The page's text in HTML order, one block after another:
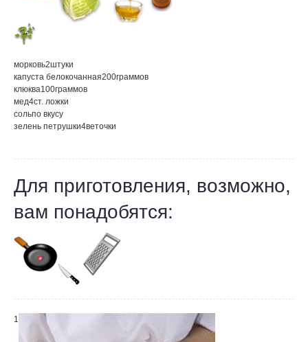
морковь2штуки
капуста белокочанная200граммов
клюква100граммов
мед4ст. ложки
сольпо вкусу
зелень петрушки4веточки
Для приготовления, возможно,
вам понадобятся:
1